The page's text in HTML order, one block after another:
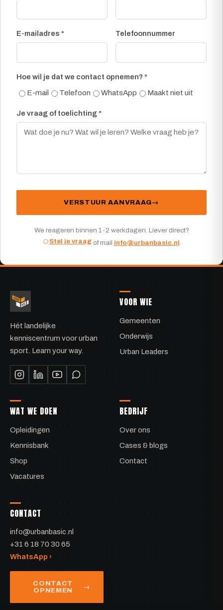
E-mailadres * Telefoonnummer
Hoe wil je dat we contact opnemen? *
E-mail
Telefoon WhatsApp Maakt niet uit
Je vraag of toelichting *
VERSTUUR AANVRAAG
We reageren binnen 1-2 werkdagen. Liever direct?
Stel je vraag of mail info@urbanbasic.nl.
Hét landelijke
kenniscentrum voor urban
sport. Learn your way.
VOOR WIE
Gemeenten
Onderwijs
Urban Leaders
WAT WE DOEN
Opleidingen
Kennisbank
Shop
Vacatures
BEDRIJF
Over ons
Cases & blogs
Contact
CONTACT
info@urbanbasic.nl
+31 6 18 70 30 65
WhatsApp ›
CONTACT
OPNEMEN